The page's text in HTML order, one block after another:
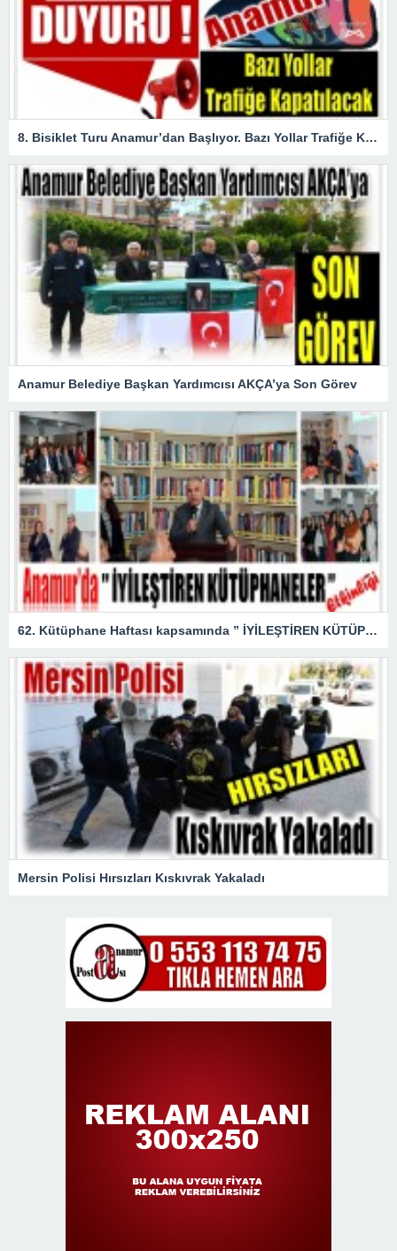
8. Bisiklet Turu Anamur’dan Başlıyor. Bazı Yollar Trafiğe Kapatılacak
Anamur Belediye Başkan Yardımcısı AKÇA’ya Son Görev
62. Kütüphane Haftası kapsamında ” İYİLEŞTİREN KÜTÜPHANELER ” etkinliği düzenlendi.
Mersin Polisi Hırsızları Kıskıvrak Yakaladı